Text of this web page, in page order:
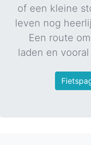
of een kleine
leven nog
Een route
laden en